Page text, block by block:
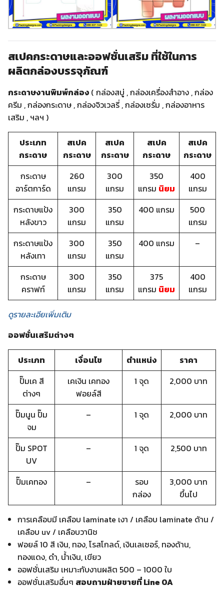
สเปคกระดาษและออฟชั่นเสริม ที่ใช้ในการ
ผลิตกล่องบรรจุภัณฑ์
กระดาษงานพิมพ์กล่อง ( กล่องสบู่ , กล่องเครื่องสำอาง , กล่อง
ครีม , กล่องกระดาษ , กล่องจิวเวลรี่ , กล่องเซรั่ม , กล่องอาหาร
เสริม , ฯลฯ )
ประเภท
กระดาษ
สเปค
กระดาษ
สเปค
กระดาษ
สเปค
กระดาษ
สเปค
กระดาษ
กระดาษ
อาร์ตการ์ด
260
แกรม
300
แกรม
350
แกรม นิยม
400
แกรม
กระดาษแป้ง
หลังขาว
300
แกรม
350
แกรม
400 แกรม
500
แกรม
กระดาษแป้ง
หลังเทา
300
แกรม
350
แกรม
400 แกรม –
กระดาษ
คราฟท์
300
แกรม
350
แกรม
375
แกรม นิยม
400
แกรม
ดูรายละเอียเพิ่มเติม
ออฟชั่นเสริมต่างๆ
ประเภท เงื่อนไข ตำแหน่ง
ราคา
ปั๊มเค สี
ต่างๆ
เคเงิน เคทอง
ฟอยล์สี
1 จุด 2,000 บาท
ปั๊มนูน ปั๊ม
จม
– 1 จุด 2,000 บาท
ปั๊ม SPOT
UV
– 1 จุด 2,500 บาท
ปั๊มเคทอง –
รอบ
กล่อง
3,000 บาท
ขึ้นไป
การเคลือบมี เคลือบ laminate เงา / เคลือบ laminate ด้าน /
เคลือบ uv / เคลือบวานิช
ฟอยล์ 10 สี เงิน, ทอง, โรสโกลด์, เงินเลเซอร์, ทองด้าน,
ทองแดง, ดำ, น้ำเงิน, เขียว
ออฟชั่นเสริม เหมาะกับงานผลิต 500 – 1000 ใบ
ออฟชั่นเสริมอื่นๆ สอบถามฝ่ายขายที่ Line OA